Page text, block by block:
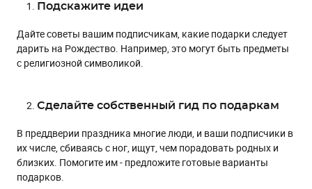
Вознаграждайте каждого
Устройте квест, загадайте загадку
Предложите поиграть в игру
символикой
Придайте рассылкам человеческое лицо
Подчеркните социальные инициативы вашего
бизнеса
Подскажите идеи
Дайте советы вашим подписчикам, какие подарки следует
дарить на Рождество. Например, это могут быть предметы
с религиозной символикой.
Сделайте собственный гид по подаркам
В преддверии праздника многие люди, и ваши подписчики в
их числе, сбиваясь с ног, ищут, чем порадовать родных и
близких. Помогите им - предложите готовые варианты
подарков.